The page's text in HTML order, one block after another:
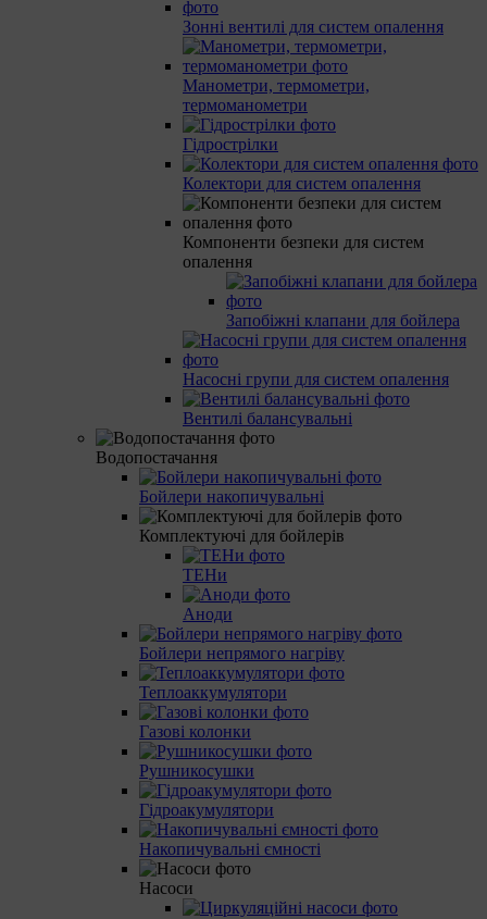
Зонні вентилі для систем опалення
Манометри, термометри,
термоманометри
Гідрострілки
Колектори для систем опалення
Компоненти безпеки для систем
опалення
Запобіжні клапани для бойлера
Насосні групи для систем опалення
Вентилі балансувальні
Водопостачання
Бойлери накопичувальні
Комплектуючі для бойлерів
ТЕНи
Аноди
Бойлери непрямого нагріву
Теплоаккумулятори
Газові колонки
Рушникосушки
Гідроакумулятори
Накопичувальні ємності
Насоси